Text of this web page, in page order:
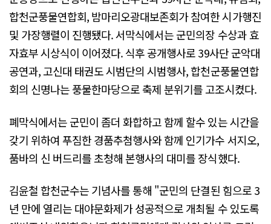
합천군풍물연합회, 밤마리오광대보존회가 참여한 시가행진
및 가장행렬이 진행됐다. 서막식에서는 군민의장 수상과 효
자효부 시상식이 이어졌다. 식후 공개행사로 39사단 군악대
공연과, 고신대 태권도 시범단의 시범행사, 합천군풍물연합
회의 신명나는 풍물한마당으로 축제 분위기를 고조시켰다.
폐막식에서는 군민이 좀더 화합하고 함께 할수 있는 시간을
갖기 위하여 푸짐한 경품추첨행사와 함께 인기가수 서지오,
품바의 신 버드리를 초청해 본행사의 대미를 장식했다.
김윤철 합천군수는 기념사를 통해 "군민의 단결된 힘으로 3
년 만에 열리는 대야문화제가 성공적으로 개최될 수 있도록